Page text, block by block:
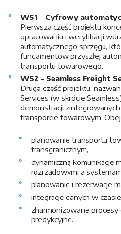
WS1 – Cyfrowy
Pierwsza część projektu
opracowaniu i weryfikacji
automatycznego sprzęgu,
fundamentów przyszłej
transportu towarowego.
WS2 – Seamless Freight
Druga część projektu,
Services (w skrócie
demonstracji
transporcie towarowym.
planowanie transportu
transgranicznym,
dynamiczną komunikację
rozrządowymi a
planowanie i rezerwacje
integrację danych w
zharmonizowane
predykcyjne.